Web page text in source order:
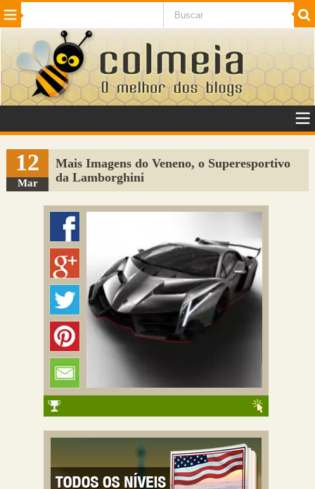
Beleza Cinema e TV
Internet Jogos NotÃ­cias SaÃºde
VeÃ­culos Adulto
Sugerir Link
Adicionar Blog
Colmeia Exchange
12
Mar
Mais Imagens do Veneno, o Superesportivo
da Lamborghini